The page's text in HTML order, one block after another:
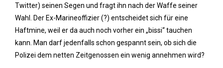
Twitter) seinen Segen und fragt ihn nach der Waffe seiner
Wahl. Der Ex-Marineoffizier (?) entscheidet sich für eine
Haftmine, weil er da auch noch vorher ein „bissi“ tauchen
kann. Man darf jedenfalls schon gespannt sein, ob sich die
Polizei dem netten Zeitgenossen ein wenig annehmen wird?